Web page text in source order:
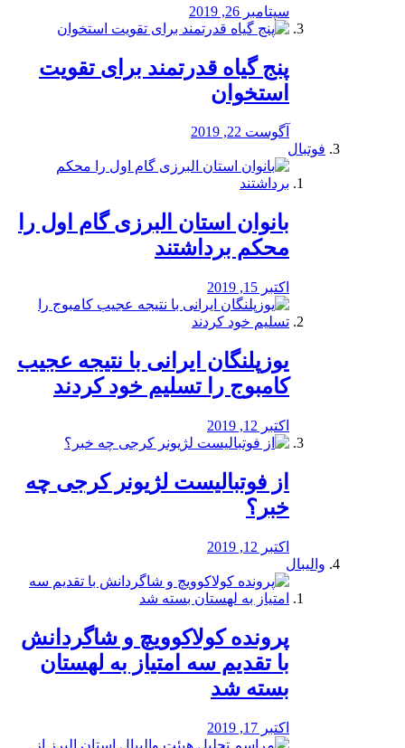
سپتامبر 26, 2019
پنج گیاه قدرتمند برای تقویت
استخوان
آگوست 22, 2019
فوتبال
بانوان استان البرزی گام اول را
محكم برداشتند
اکتبر 15, 2019
یوزپلنگان ایرانی با نتیجه عجیب
کامبوج را تسلیم خود کردند
اکتبر 12, 2019
از فوتبالیست لژیونر کرجی چه
خبر؟
اکتبر 12, 2019
والیبال
پرونده کولاکوویچ و شاگردانش
با تقدیم سه امتیاز به لهستان
بسته شد
اکتبر 17, 2019